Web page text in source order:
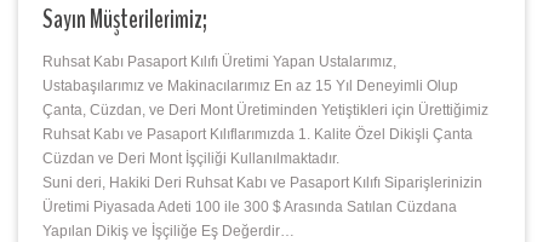
Sayın Müşterilerimiz;
Ruhsat Kabı Pasaport Kılıfı Üretimi Yapan Ustalarımız,
Ustabaşılarımız ve Makinacılarımız En az 15 Yıl Deneyimli Olup
Çanta, Cüzdan, ve Deri Mont Üretiminden Yetiştikleri için Ürettiğimiz
Ruhsat Kabı ve Pasaport Kılıflarımızda 1. Kalite Özel Dikişli Çanta
Cüzdan ve Deri Mont İşçiliği Kullanılmaktadır.
Suni deri, Hakiki Deri Ruhsat Kabı ve Pasaport Kılıfı Siparişlerinizin
Üretimi Piyasada Adeti 100 ile 300 $ Arasında Satılan Cüzdana
Yapılan Dikiş ve İşçiliğe Eş Değerdir…